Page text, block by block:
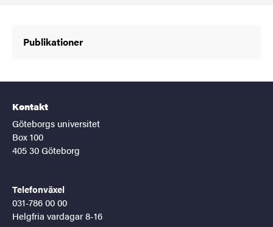
Publikationer
Kontakt
Göteborgs universitet
Box 100
405 30 Göteborg
Telefonväxel
031-786 00 00
Helgfria vardagar 8-16